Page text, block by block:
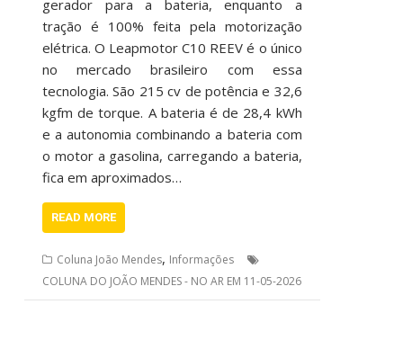
gerador para a bateria, enquanto a
tração é 100% feita pela motorização
elétrica. O Leapmotor C10 REEV é o único
no mercado brasileiro com essa
tecnologia. São 215 cv de potência e 32,6
kgfm de torque. A bateria é de 28,4 kWh
e a autonomia combinando a bateria com
o motor a gasolina, carregando a bateria,
fica em aproximados…
READ MORE
Coluna João Mendes, Informações
COLUNA DO JOÃO MENDES - NO AR EM 11-05-2026